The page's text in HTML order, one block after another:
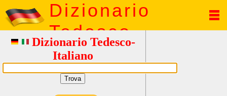
Dizionario
Tedesco
Dizionario Tedesco-
Italiano